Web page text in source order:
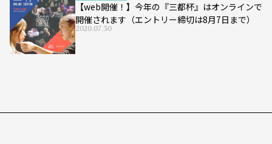
【web開催！】今年の『三都杯』はオンラインで
開催されます（エントリー締切は8月7日まで）
2020.07.30